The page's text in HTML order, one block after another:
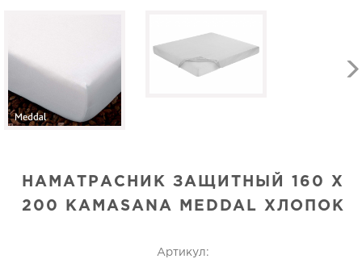
НАМАТРАСНИК ЗАЩИТНЫЙ 160 X
200 KAMASANA MEDDAL ХЛОПОК
Артикул: